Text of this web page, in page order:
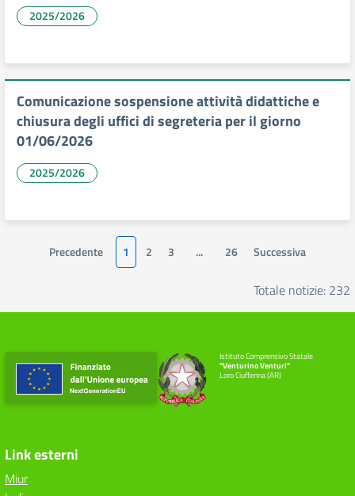
2025/2026
Comunicazione sospensione attività didattiche e
chiusura degli uffici di segreteria per il giorno
01/06/2026
2025/2026
Precedente 1 2 3 ... 26 Successiva
Totale notizie: 232
Istituto Comprensivo Statale
"Venturino Venturi"
Loro Ciuffenna (AR)
Link esterni
Miur